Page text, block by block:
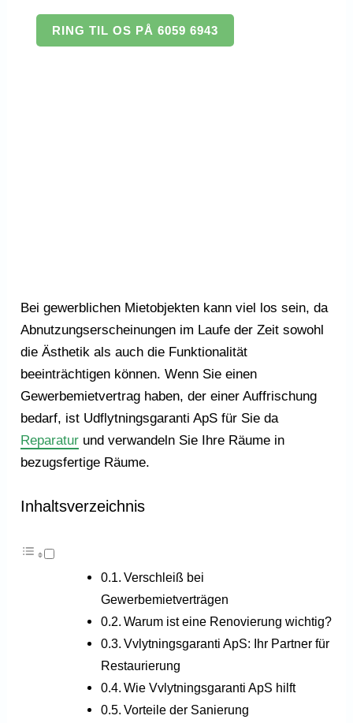
RING TIL OS PÅ 6059 6943
Bei gewerblichen Mietobjekten kann viel los sein, da
Abnutzungserscheinungen im Laufe der Zeit sowohl
die Ästhetik als auch die Funktionalität
beeinträchtigen können. Wenn Sie einen
Gewerbemietvertrag haben, der einer Auffrischung
bedarf, ist Udflytningsgaranti ApS für Sie da
Reparatur und verwandeln Sie Ihre Räume in
bezugsfertige Räume.
Inhaltsverzeichnis
Verschleiß bei
Gewerbemietverträgen
Warum ist eine Renovierung wichtig?
Vvlytningsgaranti ApS: Ihr Partner für
Restaurierung
Wie Vvlytningsgaranti ApS hilft
Vorteile der Sanierung